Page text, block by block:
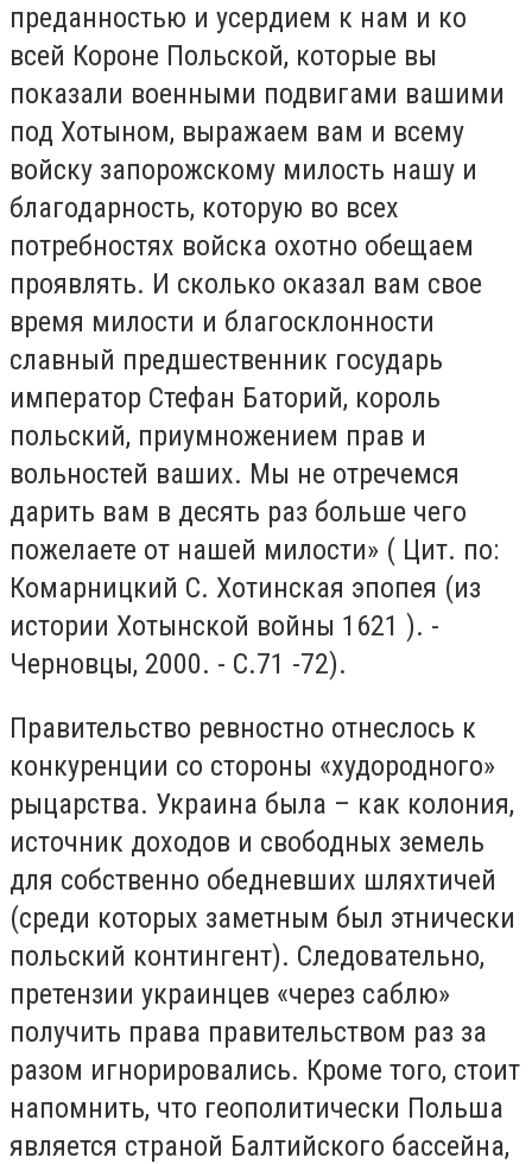
преданностью и усердием к нам и ко
всей Короне Польской, которые вы
показали военными подвигами вашими
под Хотыном, выражаем вам и всему
войску запорожскому милость нашу и
благодарность, которую во всех
потребностях войска охотно обещаем
проявлять. И сколько оказал вам свое
время милости и благосклонности
славный предшественник государь
император Стефан Баторий, король
польский, приумножением прав и
вольностей ваших. Мы не отречемся
дарить вам в десять раз больше чего
пожелаете от нашей милости» ( Цит. по:
Комарницкий С. Хотинская эпопея (из
истории Хотынской войны 1621 ). -
Черновцы, 2000. - С.71 -72).
Правительство ревностно отнеслось к
конкуренции со стороны «худородного»
рыцарства. Украина была – как колония,
источник доходов и свободных земель
для собственно обедневших шляхтичей
(среди которых заметным был этнически
польский контингент). Следовательно,
претензии украинцев «через саблю»
получить права правительством раз за
разом игнорировались. Кроме того, стоит
напомнить, что геополитически Польша
является страной Балтийского бассейна,